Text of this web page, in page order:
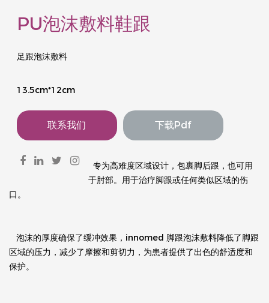
PU泡沫敷料鞋跟
足跟泡沫敷料
13.5cm*12cm
联系我们 下载pdf
于肘部。用于治疗脚跟或任何类似区域的伤
口。
区域的压力，减少了摩擦和剪切力，为患者提供了出色的舒适度和
保护。